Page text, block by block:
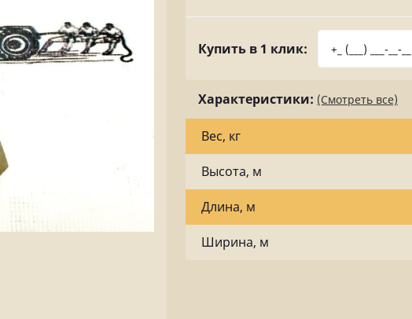
Купить в 1 клик:
Характеристики: (Смотреть все)
Вес, кг
Высота, м
Длина, м
Ширина, м